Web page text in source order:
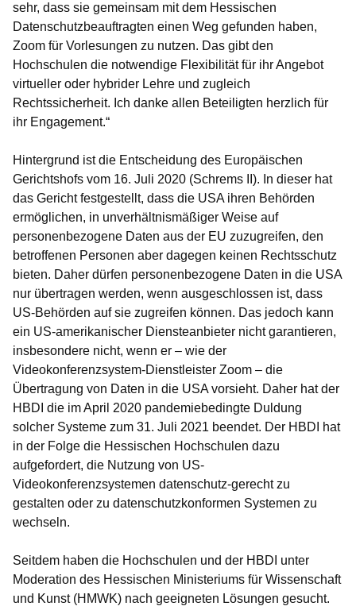
sehr, dass sie gemeinsam mit dem Hessischen
Datenschutzbeauftragten einen Weg gefunden haben,
Zoom für Vorlesungen zu nutzen. Das gibt den
Hochschulen die notwendige Flexibilität für ihr Angebot
virtueller oder hybrider Lehre und zugleich
Rechtssicherheit. Ich danke allen Beteiligten herzlich für
ihr Engagement.“
Hintergrund ist die Entscheidung des Europäischen
Gerichtshofs vom 16. Juli 2020 (Schrems II). In dieser hat
das Gericht festgestellt, dass die USA ihren Behörden
ermöglichen, in unverhältnismäßiger Weise auf
personenbezogene Daten aus der EU zuzugreifen, den
betroffenen Personen aber dagegen keinen Rechtsschutz
bieten. Daher dürfen personenbezogene Daten in die USA
nur übertragen werden, wenn ausgeschlossen ist, dass
US-Behörden auf sie zugreifen können. Das jedoch kann
ein US-amerikanischer Diensteanbieter nicht garantieren,
insbesondere nicht, wenn er – wie der
Videokonferenzsystem-Dienstleister Zoom – die
Übertragung von Daten in die USA vorsieht. Daher hat der
HBDI die im April 2020 pandemiebedingte Duldung
solcher Systeme zum 31. Juli 2021 beendet. Der HBDI hat
in der Folge die Hessischen Hochschulen dazu
aufgefordert, die Nutzung von US-
Videokonferenzsystemen datenschutz-gerecht zu
gestalten oder zu datenschutzkonformen Systemen zu
wechseln.
Seitdem haben die Hochschulen und der HBDI unter
Moderation des Hessischen Ministeriums für Wissenschaft
und Kunst (HMWK) nach geeigneten Lösungen gesucht.